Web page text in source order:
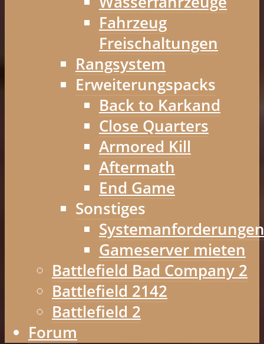
Fahrzeug
Freischaltungen
Rangsystem
Erweiterungspacks
Back to Karkand
Close Quarters
Armored Kill
Aftermath
End Game
Sonstiges
Systemanforderungen
Gameserver mieten
Battlefield Bad Company 2
Battlefield 2142
Battlefield 2
Forum